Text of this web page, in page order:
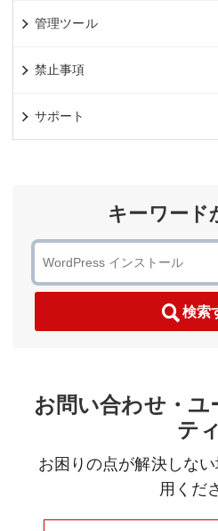
管理ツール
禁止事項
サポート
キーワード
検索
お問い合わせ・ユ
ティ
お困りの点が解決しな
用くだ